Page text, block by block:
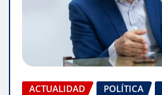
ACTUALIDAD POLÍTICA